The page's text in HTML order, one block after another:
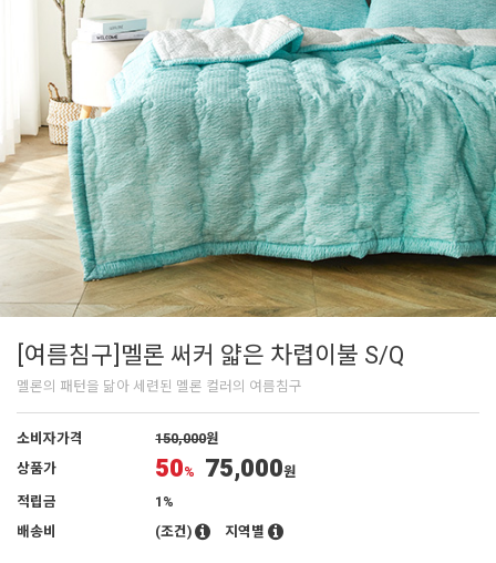
[여름침구]멜론 써커 얇은 차렵이불 S/Q
멜론의 패턴을 닮아 세련된 멜론 컬러의 여름침구
소비자가격 150,000원
상품가
50% 75,000원
적립금
1%
배송비
(조건) 지역별